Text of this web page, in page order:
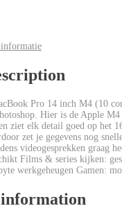
Pro 14 inch M4 (10
Hier is de Apple
ziet elk detail goed op het
zet je gegevens nog
videogesprekken graag
Films & series kijken:
werkgeheugen Gamen: